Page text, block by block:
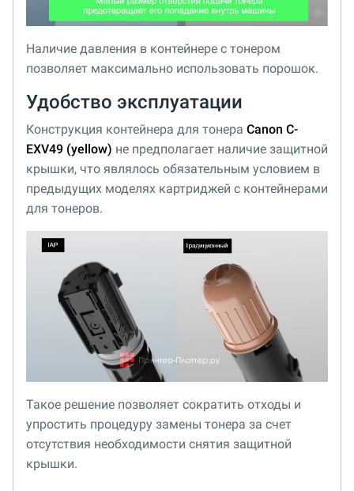
Наличие давления в контейнере с тонером
позволяет максимально использовать порошок.
Удобство эксплуатации
Конструкция контейнера для тонера Canon C-
EXV49 (yellow) не предполагает наличие защитной
крышки, что являлось обязательным условием в
предыдущих моделях картриджей с контейнерами
для тонеров.
Такое решение позволяет сократить отходы и
упростить процедуру замены тонера за счет
отсутствия необходимости снятия защитной
крышки.